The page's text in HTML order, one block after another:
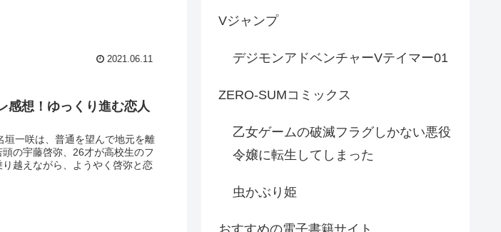
2021.06.11
感想！ゆっくり進む恋人
垣一咲は、普通を望んで地元を離
の宇藤啓弥、26才が高校生のフ
越えながら、ようやく啓弥と恋
Vジャンプ
デジモンアドベンチャーVテイマー01
ZERO-SUMコミックス
乙女ゲームの破滅フラグしかない悪役
令嬢に転生してしまった
虫かぶり姫
おすすめの電子書籍サイト